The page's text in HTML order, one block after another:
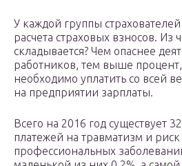
У каждой группы страхователей
расчета страховых взносов. Из
складывается? Чем опаснее
работников, тем выше
необходимо уплатить со всей
на предприятии зарплаты.
Всего на 2016 год существует
платежей на травматизм и
профессиональных